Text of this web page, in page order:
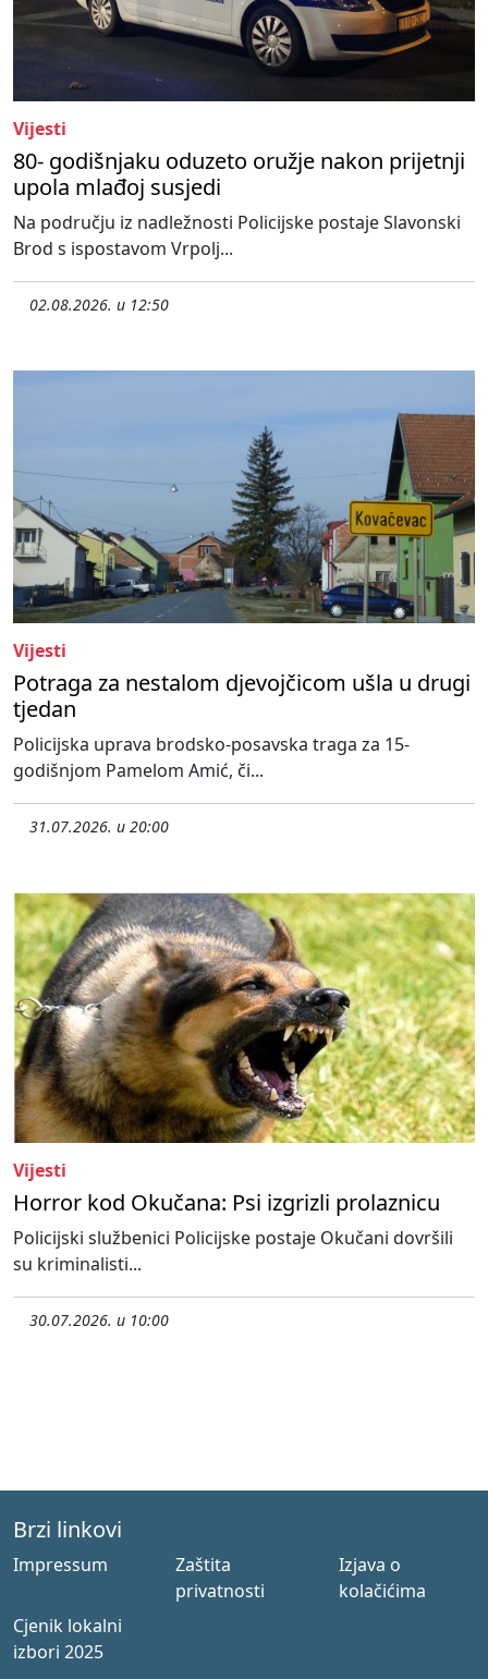
Vijesti
80- godišnjaku oduzeto oružje nakon prijetnji
upola mlađoj susjedi
Na području iz nadležnosti Policijske postaje Slavonski
Brod s ispostavom Vrpolj...
02.08.2026. u 12:50
Vijesti
Potraga za nestalom djevojčicom ušla u drugi
tjedan
Policijska uprava brodsko-posavska traga za 15-
godišnjom Pamelom Amić, či...
31.07.2026. u 20:00
Vijesti
Horror kod Okučana: Psi izgrizli prolaznicu
Policijski službenici Policijske postaje Okučani dovršili
su kriminalisti...
30.07.2026. u 10:00
Brzi linkovi
Impressum
Zaštita
privatnosti
Izjava o
kolačićima
Cjenik lokalni
izbori 2025